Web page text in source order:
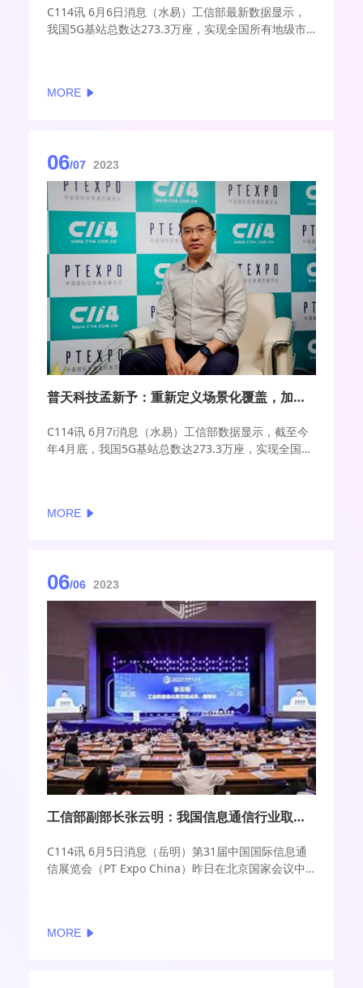
C114讯 6月6日消息（水易）工信部最新数据显示，
我国5G基站总数达273.3万座，实现全国所有地级市
MORE
06/07 2023
普天科技孟新予：重新定义场景化覆盖，加速推进5G+工业互联网规模应用
C114讯 6月7i消息（水易）工信部数据显示，截至今
年4月底，我国5G基站总数达273.3万座，实现全国所
MORE
06/06 2023
工信部副部长张云明：我国信息通信行业取得历史性成就 但所遇挑战亦前所未有
C114讯 6月5日消息（岳明）第31届中国国际信息通
信展览会（PT Expo China）昨日在北京国家会议中
性行业，在取得历史性成就的同时，亦面临着前所未
MORE